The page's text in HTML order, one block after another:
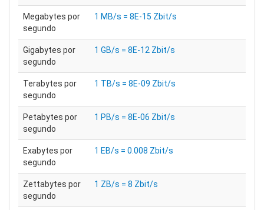
Megabytes por
segundo
1 MB/s = 8E-15 Zbit/s
Gigabytes por
segundo
1 GB/s = 8E-12 Zbit/s
Terabytes por
segundo
1 TB/s = 8E-09 Zbit/s
Petabytes por
segundo
1 PB/s = 8E-06 Zbit/s
Exabytes por
segundo
1 EB/s = 0.008 Zbit/s
Zettabytes por
segundo
1 ZB/s = 8 Zbit/s